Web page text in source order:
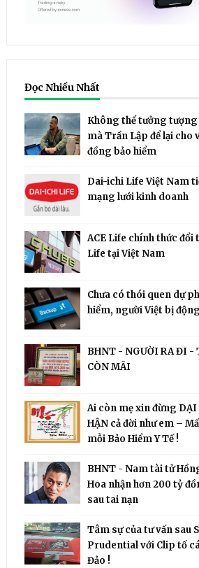
Đọc Nhiều Nhất
Không thể tưởng
mà Trần Lập để lại cho
đồng bảo hiểm
Dai-ichi Life Việt Nam
mạng lưới kinh doanh
ACE Life chính thức đổi
Life tại Việt Nam
Chưa có thói quen dự
hiểm, người Việt bị
BHNT - NGƯỜI RA ĐI -
CÒN MÃI
Ai còn mẹ xin đừng DẠI
HẬN cả đời như em –
mỗi Bảo Hiểm Y Tế !
BHNT - Nam tài tử
Hoa nhận hơn 200 tỷ
sau tai nạn
Tâm sự của tư vấn sau
Prudential với Clip tố
Đảo !